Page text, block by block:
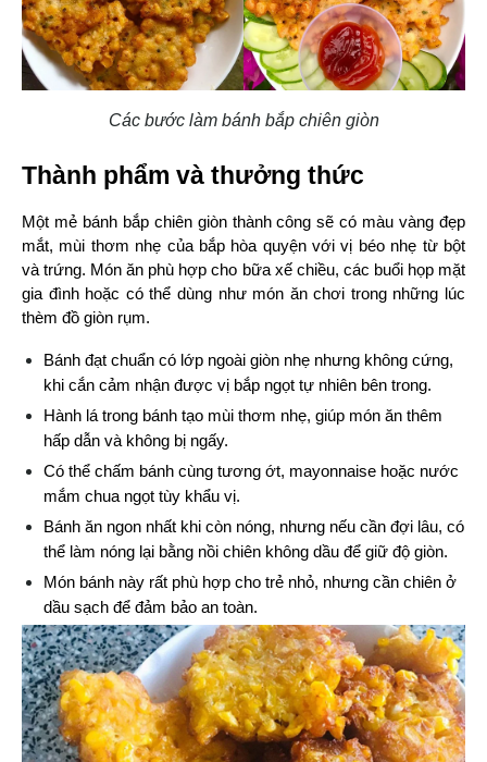
Các bước làm bánh bắp chiên giòn
Thành phẩm và thưởng thức
Một mẻ bánh bắp chiên giòn thành công sẽ có màu vàng đẹp
mắt, mùi thơm nhẹ của bắp hòa quyện với vị béo nhẹ từ bột
và trứng. Món ăn phù hợp cho bữa xế chiều, các buổi họp mặt
gia đình hoặc có thể dùng như món ăn chơi trong những lúc
thèm đồ giòn rụm.
Bánh đạt chuẩn có lớp ngoài giòn nhẹ nhưng không cứng,
khi cắn cảm nhận được vị bắp ngọt tự nhiên bên trong.
Hành lá trong bánh tạo mùi thơm nhẹ, giúp món ăn thêm
hấp dẫn và không bị ngấy.
Có thể chấm bánh cùng tương ớt, mayonnaise hoặc nước
mắm chua ngọt tùy khẩu vị.
Bánh ăn ngon nhất khi còn nóng, nhưng nếu cần đợi lâu, có
thể làm nóng lại bằng nồi chiên không dầu để giữ độ giòn.
Món bánh này rất phù hợp cho trẻ nhỏ, nhưng cần chiên ở
dầu sạch để đảm bảo an toàn.